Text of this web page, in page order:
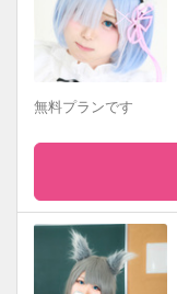
無料プランです